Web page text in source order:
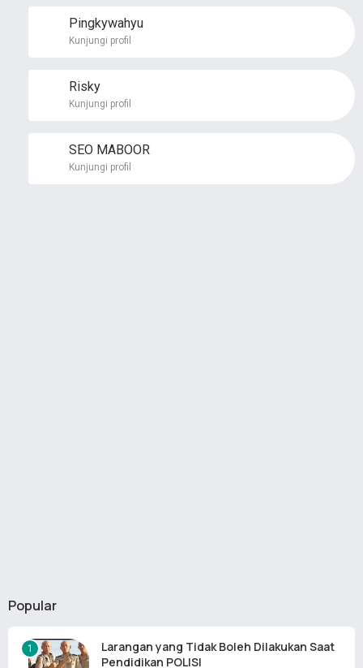
Pingkywahyu
Kunjungi profil
Risky
Kunjungi profil
SEO MABOOR
Kunjungi profil
Popular
Larangan yang Tidak Boleh Dilakukan Saat
Pendidikan POLISI